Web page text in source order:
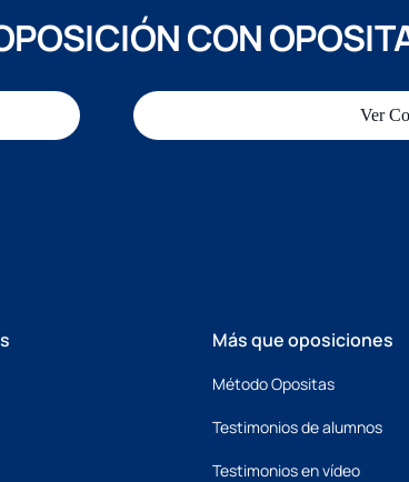
CON
Ver
Más que oposiciones
Método Opositas
Testimonios de alumnos
Testimonios en vídeo